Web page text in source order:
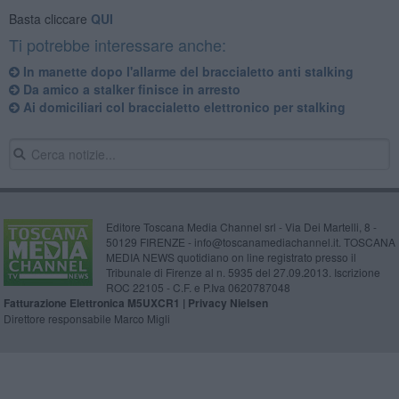
Basta cliccare QUI
Ti potrebbe interessare anche:
In manette dopo l'allarme del braccialetto anti stalking
Da amico a stalker finisce in arresto
Ai domiciliari col braccialetto elettronico per stalking
Editore Toscana Media Channel srl - Via Dei Martelli, 8 -
50129 FIRENZE - info@toscanamediachannel.it. TOSCANA
MEDIA NEWS quotidiano on line registrato presso il
Tribunale di Firenze al n. 5935 del 27.09.2013. Iscrizione
ROC 22105 - C.F. e P.Iva 0620787048
Fatturazione Elettronica M5UXCR1 | Privacy Nielsen
Direttore responsabile Marco Migli